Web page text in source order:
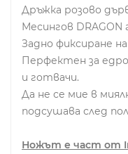
Дръжка розово
Месингов DRAGON
Задно фиксиране
Перфектен за едро
и готвачи.
Да не се мие в
подсушава след
Ножът е част от